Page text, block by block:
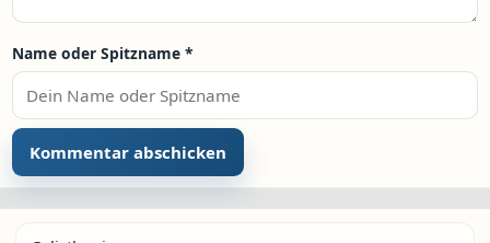
Name oder Spitzname *